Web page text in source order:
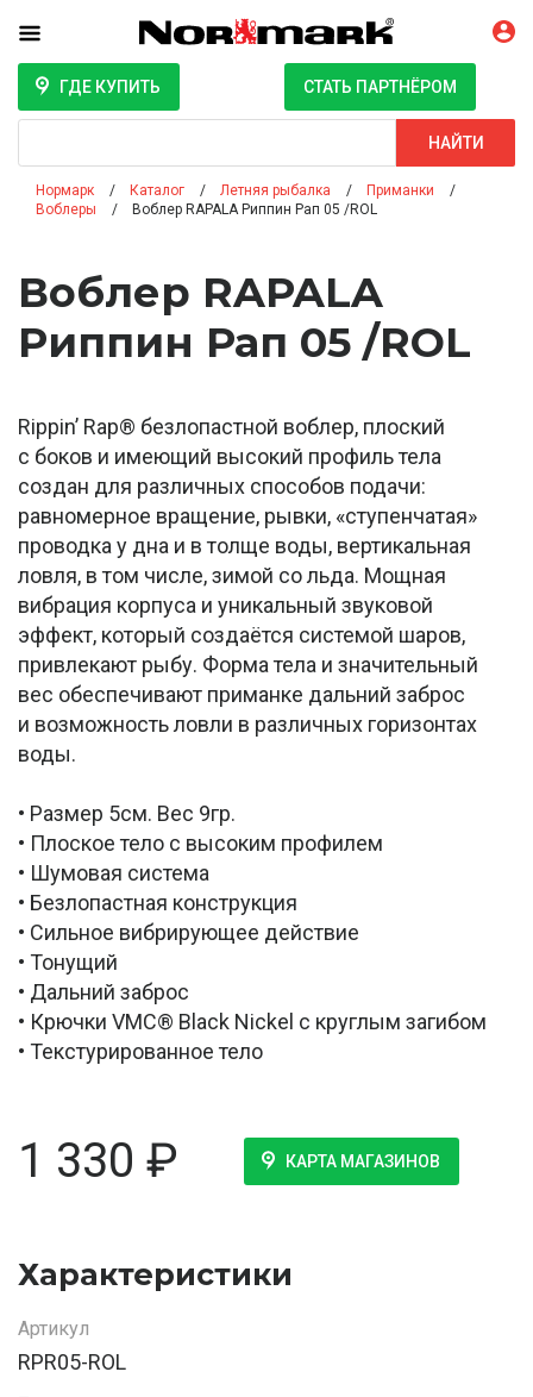
ГДЕ КУПИТЬ СТАТЬ ПАРТНЁРОМ
НАЙТИ
Нормарк Каталог Летняя рыбалка
Приманки
Воблеры
Воблер RAPALA Риппин Рап 05 /ROL
Воблер RAPALA
Риппин Рап 05 /ROL
Rippin’ Rap® безлопастной воблер, плоский
с боков и имеющий высокий профиль тела
создан для различных способов подачи:
равномерное вращение, рывки, «ступенчатая»
проводка у дна и в толще воды, вертикальная
ловля, в том числе, зимой со льда. Мощная
вибрация корпуса и уникальный звуковой
эффект, который создаётся системой шаров,
привлекают рыбу. Форма тела и значительный
вес обеспечивают приманке дальний заброс
и возможность ловли в различных горизонтах
воды.
• Размер 5см. Вес 9гр.
• Плоское тело с высоким профилем
• Шумовая система
• Безлопастная конструкция
• Сильное вибрирующее действие
• Тонущий
• Дальний заброс
• Крючки VMC® Black Nickel с круглым загибом
• Текстурированное тело
1 330 ₽ КАРТА МАГАЗИНОВ
Характеристики
Артикул
RPR05-ROL